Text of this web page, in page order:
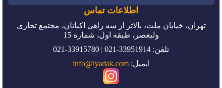
اطلاعات تماس
تهران، خیابان ملت، بالاتر از سه راهی اکباتان، مجتمع تجاری
ولیعصر، طبقه اول، شماره 15
تلفن: 33951914-021 | 33915780-021
ایمیل:info@iyadak.com